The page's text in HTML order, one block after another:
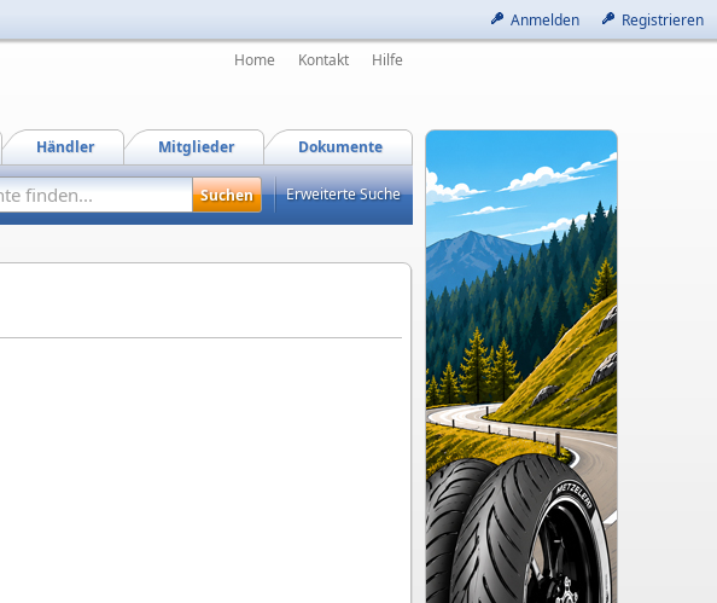
Anmelden Registrieren
Home Kontakt Hilfe
Dokumente
Mitglieder
Händler
Erweiterte Suche